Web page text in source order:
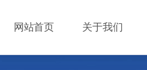
网站首页 关于我们